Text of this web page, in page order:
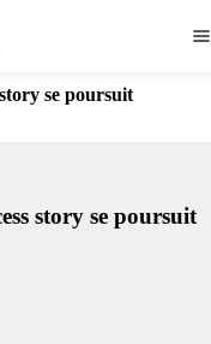
se poursuit
story se poursuit